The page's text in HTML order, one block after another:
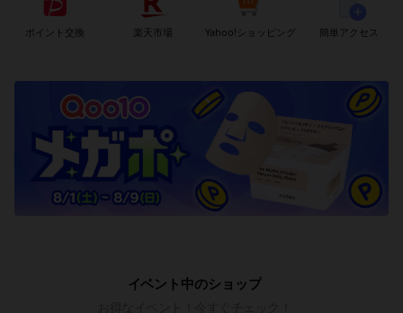
ポイント交換 楽天市場 Yahoo!ショッピング 簡単アクセス
イベント中のショップ